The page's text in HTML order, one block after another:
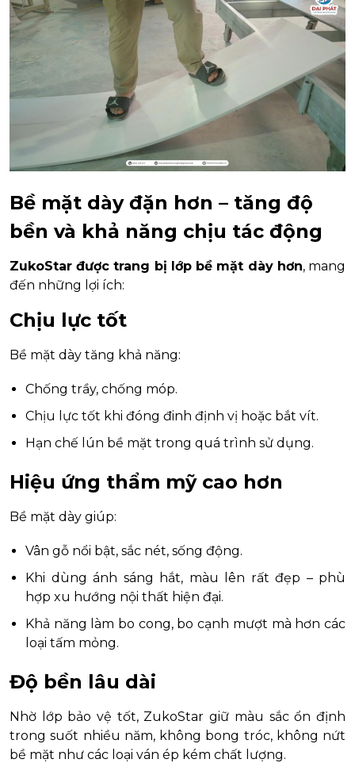
Bề mặt dày đặn hơn – tăng độ
bền và khả năng chịu tác động
ZukoStar được trang bị lớp bề mặt dày hơn, mang
đến những lợi ích:
Chịu lực tốt
Bề mặt dày tăng khả năng:
Chống trầy, chống móp.
Chịu lực tốt khi đóng đinh định vị hoặc bắt vít.
Hạn chế lún bề mặt trong quá trình sử dụng.
Hiệu ứng thẩm mỹ cao hơn
Bề mặt dày giúp:
Vân gỗ nổi bật, sắc nét, sống động.
Khi dùng ánh sáng hắt, màu lên rất đẹp – phù
hợp xu hướng nội thất hiện đại.
Khả năng làm bo cong, bo cạnh mượt mà hơn các
loại tấm mỏng.
Độ bền lâu dài
Nhờ lớp bảo vệ tốt, ZukoStar giữ màu sắc ổn định
trong suốt nhiều năm, không bong tróc, không nứt
bề mặt như các loại ván ép kém chất lượng.